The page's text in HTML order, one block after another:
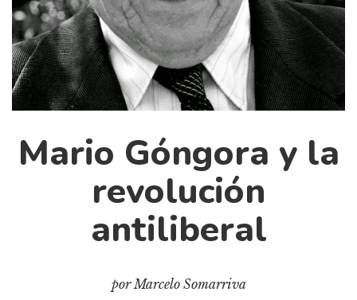
Documentos
Fragmentos
Gran reserva
Historia
Lagunas mentales
Libros
Mario Góngora y la
revolución
antiliberal
por Marcelo Somarriva